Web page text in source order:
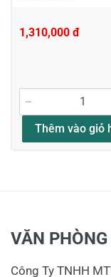
1,310,000 đ
Thêm vào giỏ
VĂN
Công Ty TNHH